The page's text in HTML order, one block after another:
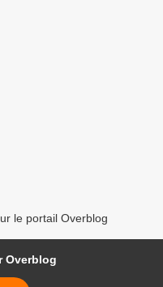
le portail Overblog
Overblog